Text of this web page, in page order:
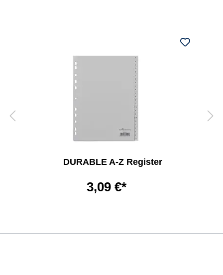
DURABLE A-Z Register
3,09 €*